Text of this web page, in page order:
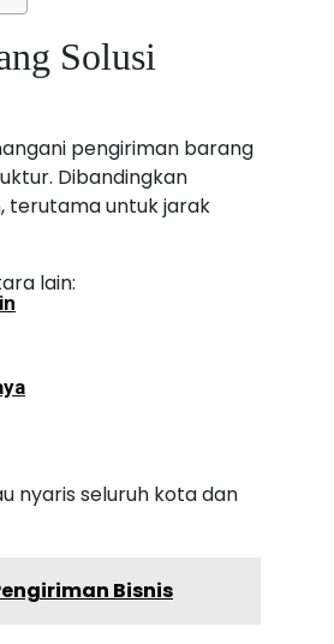
Solusi
pengiriman barang
Dibandingkan
terutama untuk jarak
lain:
nyaris seluruh kota dan
Bisnis